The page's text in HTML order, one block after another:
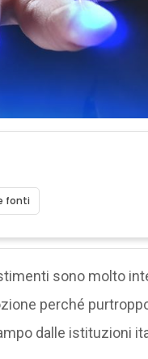
fonti
sono molto
perché
dalle istituzioni